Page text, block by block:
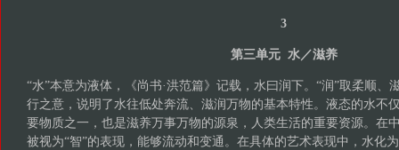
3
第三单元 水／滋养
“水”本意为液体，《尚书·洪范篇》记载，水曰润下。“润”取柔顺、
行之意，说明了水往低处奔流、滋润万物的基本特性。液态的水不
要物质之一，也是滋养万事万物的源泉，人类生活的重要资源。在
被视为“智”的表现，能够流动和变通。在具体的艺术表现中，水化